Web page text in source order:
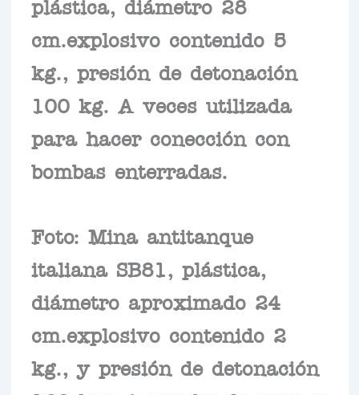
plástica, diámetro 28
cm.explosivo contenido 5
kg., presión de detonación
100 kg. A veces utilizada
para hacer conección con
bombas enterradas.
Foto: Mina antitanque
italiana SB81, plástica,
diámetro aproximado 24
cm.explosivo contenido 2
kg., y presión de detonación